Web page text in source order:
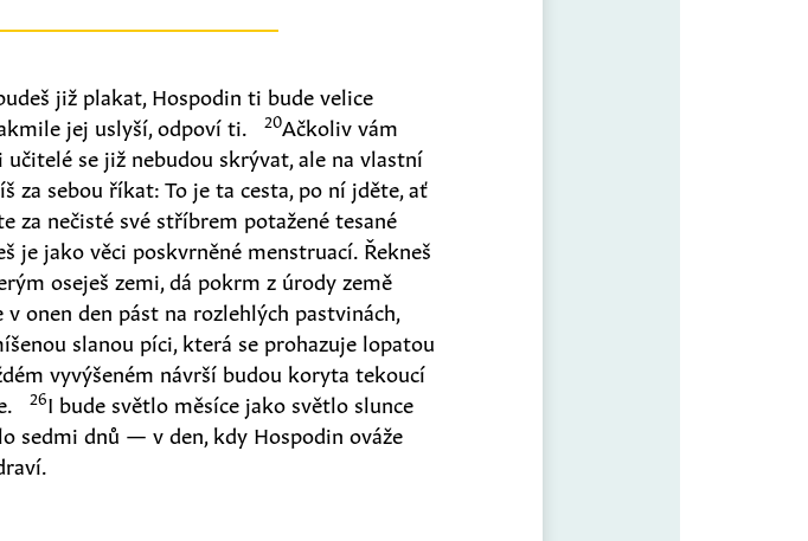
již plakat, Hospodin ti bude velice
jej uslyší, odpoví ti.
20Ačkoliv vám
se již nebudou skrývat, ale na vlastní
za sebou říkat: To je ta cesta, po ní jděte, ať
za nečisté své stříbrem potažené tesané
je jako věci poskvrněné menstruací. Řekneš
oseješ zemi, dá pokrm z úrody země
onen den pást na rozlehlých pastvinách,
slanou píci, která se prohazuje lopatou
vyvýšeném návrší budou koryta tekoucí
26I bude světlo měsíce jako světlo slunce
sedmi dnů — v den, kdy Hospodin ováže